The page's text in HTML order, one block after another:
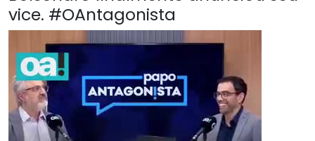
vice. #OAntagonista